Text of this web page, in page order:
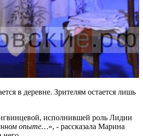
в деревне. Зрителям остается лишь
исполнившей роль Лидии
опыте…», - рассказала Марина